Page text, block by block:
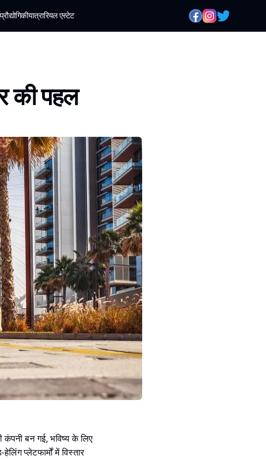
प्रौद्योगिकीयात्रारियल एस्टेट
की पहल
कंपनी बन गई, भविष्य के लिए
प्लेटफार्मों में विस्तार